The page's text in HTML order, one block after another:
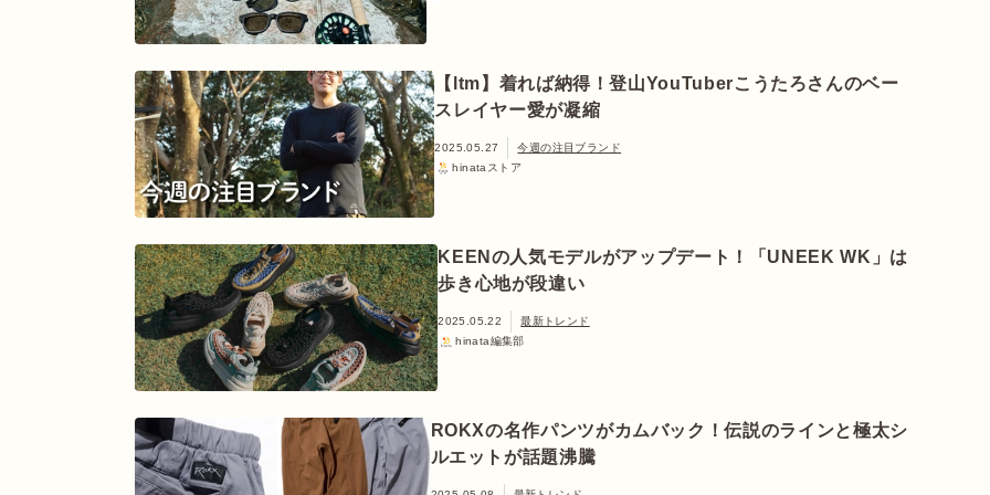
【ltm】着れば納得！登山YouTuberこうたろさんのベー
スレイヤー愛が凝縮
2025.05.27
今週の注目ブランド
hinataストア
KEENの人気モデルがアップデート！「UNEEK WK」は
歩き心地が段違い
2025.05.22
最新トレンド
hinata編集部
ROKXの名作パンツがカムバック！伝説のラインと極太シ
ルエットが話題沸騰